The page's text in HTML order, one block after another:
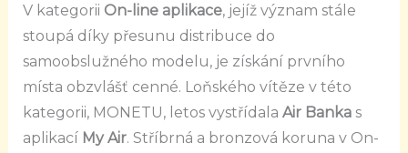
V kategorii On-line aplikace, jejíž význam stále
stoupá díky přesunu distribuce do
samoobslužného modelu, je získání prvního
místa obzvlášť cenné. Loňského vítěze v této
kategorii, MONETU, letos vystřídala Air Bankas
aplikací My Air. Stříbrná a bronzová koruna v On-